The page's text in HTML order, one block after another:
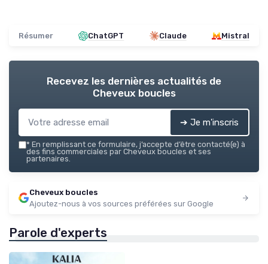
Résumer ChatGPT Claude Mistral
Recevez les dernières actualités de
Cheveux boucles
➔ Je m'inscris
* En remplissant ce formulaire, j’accepte d’être contacté(e) à
des fins commerciales par Cheveux boucles et ses
partenaires.
Cheveux boucles
Ajoutez-nous à vos sources préférées sur Google
Parole d'experts